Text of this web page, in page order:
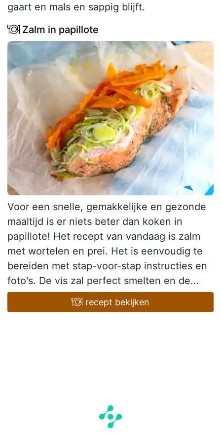
gaart en mals en sappig blijft.
Zalm in papillote
Voor een snelle, gemakkelijke en gezonde
maaltijd is er niets beter dan koken in
papillote! Het recept van vandaag is zalm
met wortelen en prei. Het is eenvoudig te
bereiden met stap-voor-stap instructies en
foto's. De vis zal perfect smelten en de...
recept bekijken